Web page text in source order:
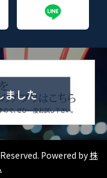
ました
Powered by株